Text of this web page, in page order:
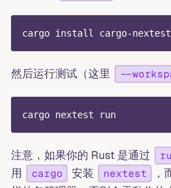
cargo install cargo-
然后运行测试（这里 --
cargo nextest run
注意，如果你的 Rust 是通过
用
cargo 安装 nextest ，